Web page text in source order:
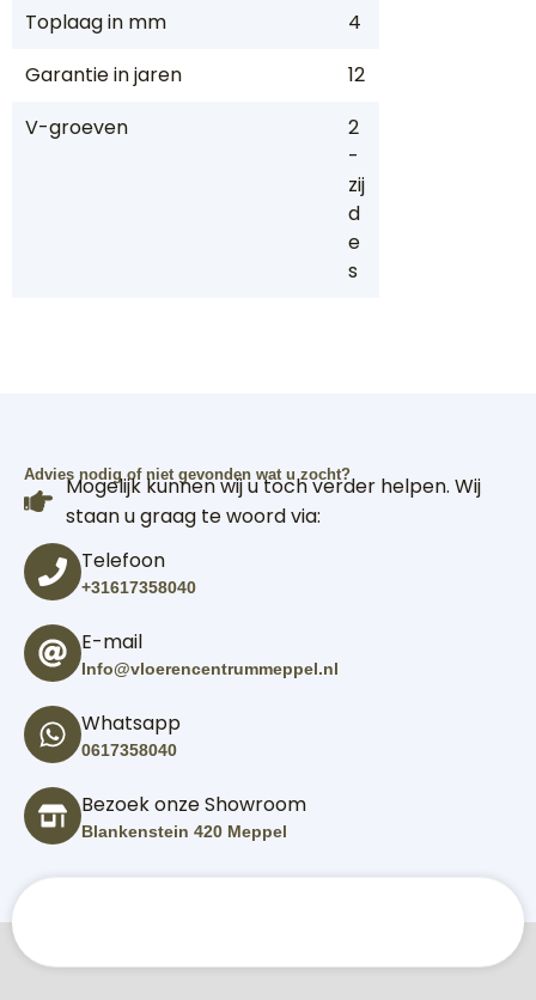
Toplaag in mm
4
Garantie in jaren
12
V-groeven
2
-
zij
d
e
s
Advies nodig of niet gevonden wat u zocht?
Mogelijk kunnen wij u toch verder helpen. Wij
staan u graag te woord via:
Telefoon
+31617358040
E-mail
Info@vloerencentrummeppel.nl
Whatsapp
0617358040
Bezoek onze Showroom
Blankenstein 420 Meppel